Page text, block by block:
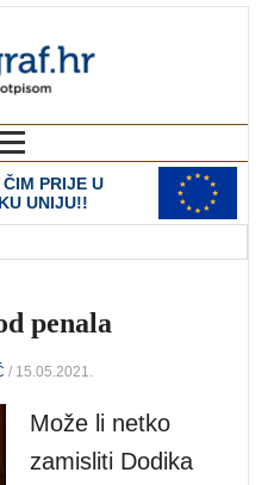
PRIJE U
UNIJU!!
penala
/ 15.05.2021.
Može li netko
zamisliti Dodika